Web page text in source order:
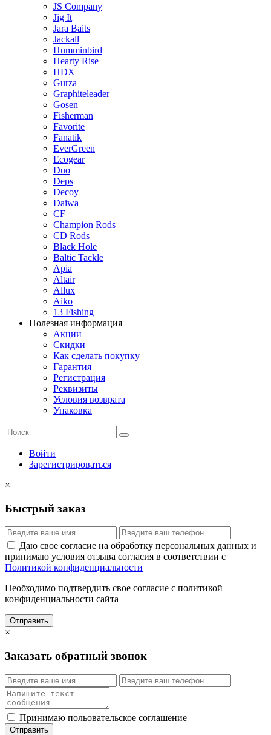
JS Company
Jig It
Jara Baits
Jackall
Humminbird
Hearty Rise
HDX
Gurza
Graphiteleader
Gosen
Fisherman
Favorite
Fanatik
EverGreen
Ecogear
Duo
Deps
Decoy
Daiwa
CF
Champion Rods
CD Rods
Black Hole
Baltic Tackle
Apia
Altair
Allux
Aiko
13 Fishing
Полезная информация
Акции
Скидки
Как сделать покупку
Гарантия
Регистрация
Реквизиты
Условия возврата
Упаковка
Войти
Зарегистрироваться
×
Быстрый заказ
Даю свое согласие на обработку персональных данных и
принимаю условия отзыва согласия в соответствии с
Политикой конфиденциальности
Необходимо подтвердить свое согласие с политикой
конфиденциальности сайта
Отправить
×
Заказать обратный звонок
Принимаю польовательское соглашение
Отправить